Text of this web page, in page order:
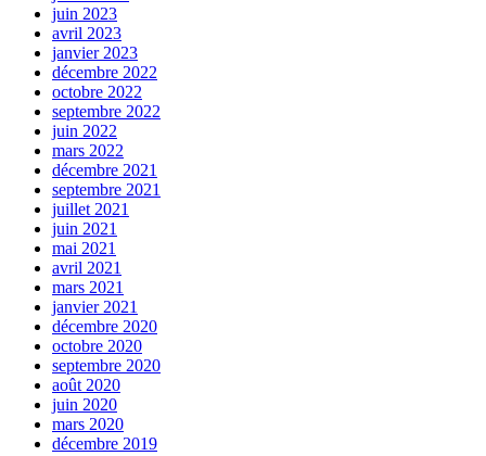
juin 2023
avril 2023
janvier 2023
décembre 2022
octobre 2022
septembre 2022
juin 2022
mars 2022
décembre 2021
septembre 2021
juillet 2021
juin 2021
mai 2021
avril 2021
mars 2021
janvier 2021
décembre 2020
octobre 2020
septembre 2020
août 2020
juin 2020
mars 2020
décembre 2019